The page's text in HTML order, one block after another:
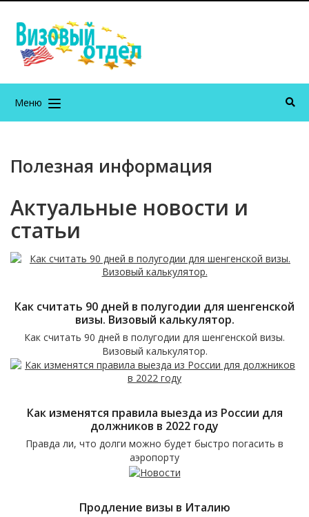
Меню
Полезная информация
Актуальные новости и
статьи
Как считать 90 дней в полугодии для шенгенской
визы. Визовый калькулятор.
Как считать 90 дней в полугодии для шенгенской визы.
Визовый калькулятор.
Как изменятся правила выезда из России для
должников в 2022 году
Правда ли, что долги можно будет быстро погасить в
аэропорту
Продление визы в Италию